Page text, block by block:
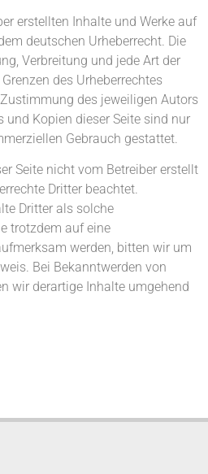
erstellten Inhalte und Werke auf
deutschen Urheberrecht. Die
Verbreitung und jede Art der
des Urheberrechtes
des jeweiligen Autors
und Kopien dieser Seite sind nur
Gebrauch gestattet.
Seite nicht vom Betreiber erstellt
Dritter beachtet.
Dritter als solche
trotzdem auf eine
werden, bitten wir um
Bei Bekanntwerden von
wir derartige Inhalte umgehend